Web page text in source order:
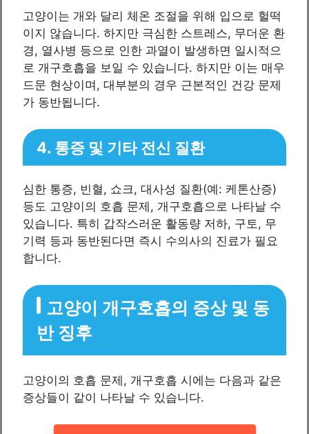
고양이는 개와 달리 체온 조절을 위해 입으로 헐떡
이지 않습니다. 하지만 극심한 스트레스, 무더운 환
경, 열사병 등으로 인한 과열이 발생하면 일시적으
로 개구호흡을 보일 수 있습니다. 하지만 이는 매우
드문 현상이며, 대부분의 경우 근본적인 건강 문제
가 동반됩니다.
4. 통증 및 기타 전신 질환
심한 통증, 빈혈, 쇼크, 대사성 질환(예: 케톤산증)
등도 고양이의 호흡 문제, 개구호흡으로 나타날 수
있습니다. 특히 갑작스러운 활동량 저하, 구토, 무
기력 등과 동반된다면 즉시 수의사의 진료가 필요
합니다.
고양이 개구호흡의 증상 및 동
반 징후
고양이의 호흡 문제, 개구호흡 시에는 다음과 같은
증상들이 같이 나타날 수 있습니다.